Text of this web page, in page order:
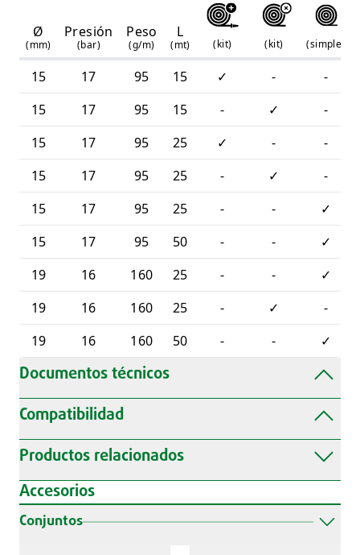
Ø
(mm)
Presión
(bar)
Peso
(g/m)
L
(mt) (kit) (kit) (simple
15 17 95 15 ✓ - -
15
17 95 15 - ✓ -
15
17 95 25 ✓ - -
15
17 95 25 - ✓ -
15
17 95 25 - - ✓
15
17 95 50 - - ✓
19
16 160 25 - - ✓
19
16 160 25 - ✓ -
19
16 160 50 - - ✓
Documentos técnicos
Compatibilidad
Productos relacionados
Accesorios
Conjuntos